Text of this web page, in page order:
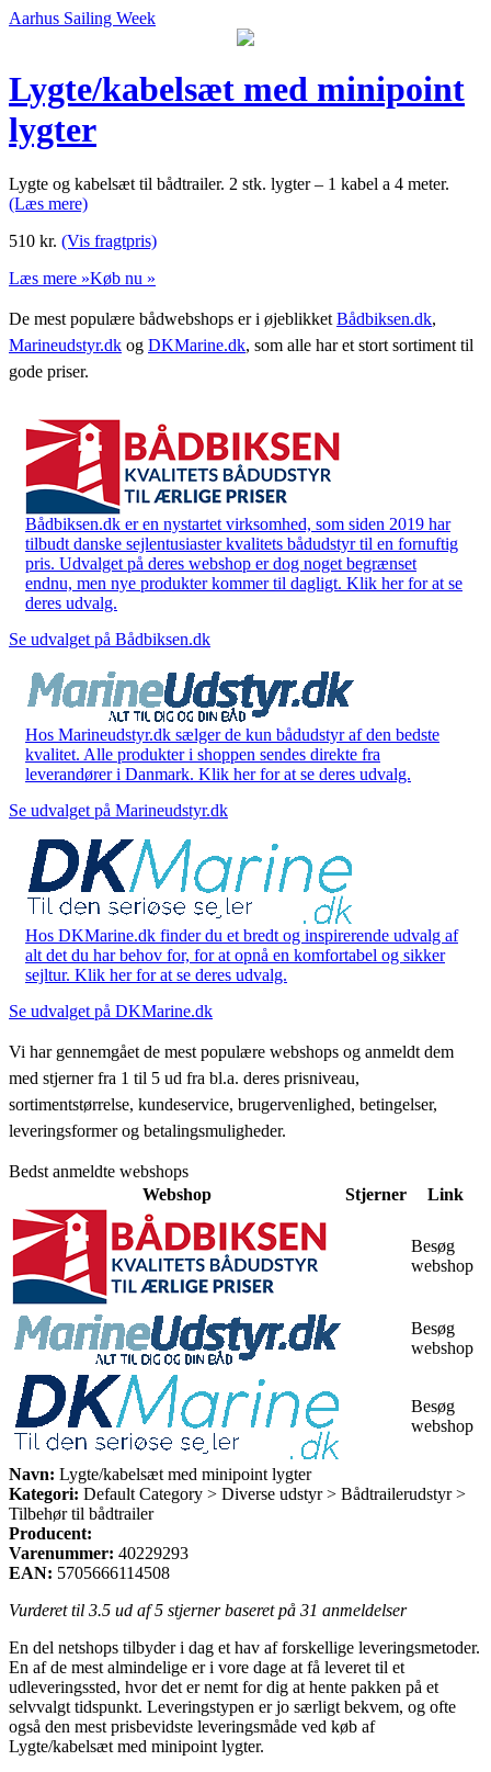
Aarhus Sailing Week
Lygte/kabelsæt med minipoint
lygter
Lygte og kabelsæt til bådtrailer. 2 stk. lygter – 1 kabel a 4 meter.
(Læs mere)
510 kr. (Vis fragtpris)
Læs mere »Køb nu »
De mest populære bådwebshops er i øjeblikket Bådbiksen.dk,
Marineudstyr.dk og DKMarine.dk, som alle har et stort sortiment til
gode priser.
Bådbiksen.dk er en nystartet virksomhed, som siden 2019 har
tilbudt danske sejlentusiaster kvalitets bådudstyr til en fornuftig
pris. Udvalget på deres webshop er dog noget begrænset
endnu, men nye produkter kommer til dagligt. Klik her for at se
deres udvalg.
Se udvalget på Bådbiksen.dk
Hos Marineudstyr.dk sælger de kun bådudstyr af den bedste
kvalitet. Alle produkter i shoppen sendes direkte fra
leverandører i Danmark. Klik her for at se deres udvalg.
Se udvalget på Marineudstyr.dk
Hos DKMarine.dk finder du et bredt og inspirerende udvalg af
alt det du har behov for, for at opnå en komfortabel og sikker
sejltur. Klik her for at se deres udvalg.
Se udvalget på DKMarine.dk
Vi har gennemgået de mest populære webshops og anmeldt dem
med stjerner fra 1 til 5 ud fra bl.a. deres prisniveau,
sortimentstørrelse, kundeservice, brugervenlighed, betingelser,
leveringsformer og betalingsmuligheder.
Bedst anmeldte webshops
Webshop
Stjerner Link
Besøg
webshop
Besøg
webshop
Besøg
webshop
Navn: Lygte/kabelsæt med minipoint lygter
Kategori: Default Category > Diverse udstyr > Bådtrailerudstyr >
Tilbehør til bådtrailer
Producent:
Varenummer: 40229293
EAN: 5705666114508
Vurderet til 3.5 ud af 5 stjerner baseret på 31 anmeldelser
En del netshops tilbyder i dag et hav af forskellige leveringsmetoder.
En af de mest almindelige er i vore dage at få leveret til et
udleveringssted, hvor det er nemt for dig at hente pakken på et
selvvalgt tidspunkt. Leveringstypen er jo særligt bekvem, og ofte
også den mest prisbevidste leveringsmåde ved køb af
Lygte/kabelsæt med minipoint lygter.